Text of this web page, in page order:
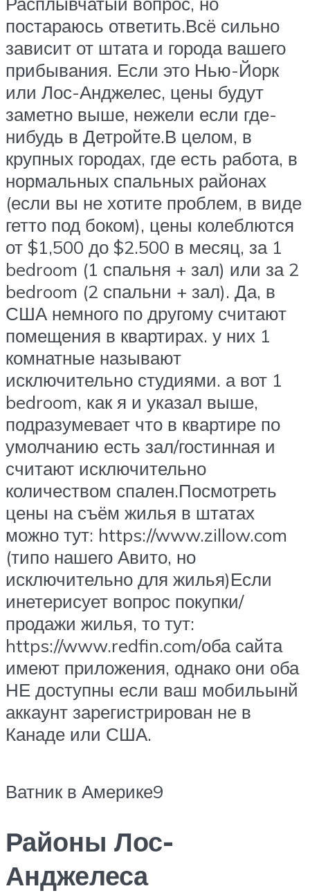
постараюсь ответить.​Всё сильно
зависит от штата и города вашего
прибывания. Если это Нью-Йорк
или Лос-Анджелес, цены будут
заметно выше, нежели если где-
нибудь в Детройте.​В целом, в
крупных городах, где есть работа, в
нормальных спальных районах
(если вы не хотите проблем, в виде
гетто под боком), цены колеблются
от $1,500 до $2.500 в месяц, за 1
bedroom (1 спальня + зал) или за 2
bedroom (2 спальни + зал). ​Да, в
США немного по другому считают
помещения в квартирах. у них 1
комнатные называют
исключительно студиями. а вот 1
bedroom, как я и указал выше,
подразумевает что в квартире по
умолчанию есть зал/гостинная и
считают исключительно
количеством спален.​Посмотреть
цены на съём жилья в штатах
можно тут: https://www.zillow.com
(типо нашего Авито, но
исключительно для жилья)Если
инетерисует вопрос покупки/
продажи жилья, то тут:
https://www.redfin.com/оба сайта
имеют приложения, однако они оба
НЕ доступны если ваш мобильынй
аккаунт зарегистрирован не в
Канаде или США.​
Ватник в Америке9
Районы Лос-
Анджелеса